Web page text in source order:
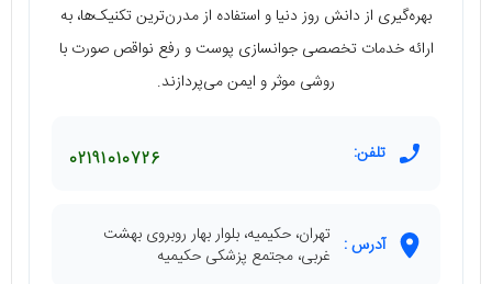
بهره‌گیری از دانش روز دنیا و استفاده از مدرن‌ترین تکنیک‌ها، به
ارائه خدمات تخصصی جوانسازی پوست و رفع نواقص صورت با
روشی موثر و ایمن می‌پردازند.
تلفن: 02191010726
آدرس : تهران، حکیمیه، بلوار بهار روبروی بهشت
غربی، مجتمع پزشکی حکیمیه